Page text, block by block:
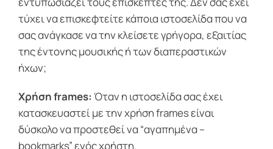
τύχει να επισκεφτείτε κάποια ιστοσελίδα που να
σας ανάγκασε να την κλείσετε γρήγορα, εξαιτίας
της έντονης μουσικής ή των διαπεραστικών
ήχων;
Χρήση frames: Όταν η ιστοσελίδα σας έχει
κατασκευαστεί με την χρήση frames είναι
δύσκολο να προστεθεί να “αγαπημένα –
bookmarks” ενός χρήστη.